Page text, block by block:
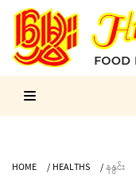
HOME / HEALTHS /နနွင်း